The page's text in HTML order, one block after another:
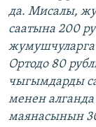
да. Мисалы,
саатына 200
жумушчуларга
Ортодо 80
чыгымдарды
менен
маянасынын